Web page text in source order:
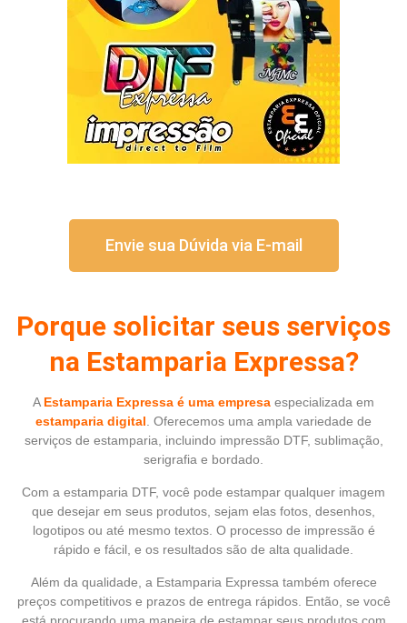
Envie sua Dúvida via E-mail
Porque solicitar seus serviços
na Estamparia Expressa?
A Estamparia Expressa é uma empresa especializada em
estamparia digital . Oferecemos uma ampla variedade de
serviços de estamparia, incluindo impressão DTF, sublimação,
serigrafia e bordado.
Com a estamparia DTF, você pode estampar qualquer imagem
que desejar em seus produtos, sejam elas fotos, desenhos,
logotipos ou até mesmo textos. O processo de impressão é
rápido e fácil, e os resultados são de alta qualidade.
Além da qualidade, a Estamparia Expressa também oferece
preços competitivos e prazos de entrega rápidos. Então, se você
está procurando uma maneira de estampar seus produtos com